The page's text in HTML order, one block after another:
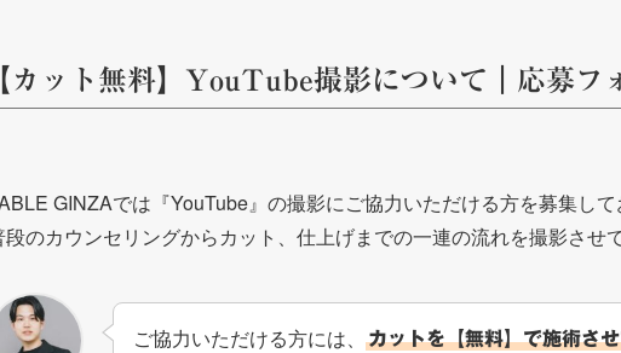
カット無料】YouTube撮影について｜応募フ
GINZAでは『YouTube』の撮影にご協力いただける方を募集して
段のカウンセリングからカット、仕上げまでの一連の流れを撮影させ
ご協力いただける方には、
カットを【無料】で施術さ